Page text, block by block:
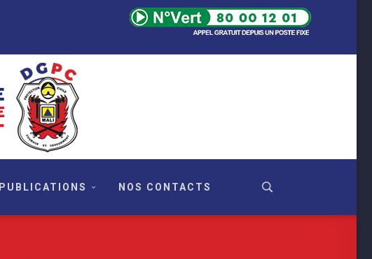
PUBLICATIONS NOS CONTACTS